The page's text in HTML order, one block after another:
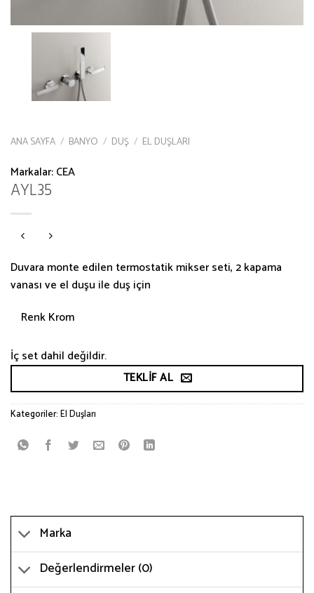
ANA SAYFA / BANYO / DUŞ / EL DUŞLARI
Markalar:CEA
AYL35
Duvara monte edilen termostatik mikser seti, 2 kapama
vanası ve el duşu ile duş için
Renk Krom
İç set dahil değildir.
TEKLIF AL
Kategoriler:El Duşları
Marka
Değerlendirmeler (0)